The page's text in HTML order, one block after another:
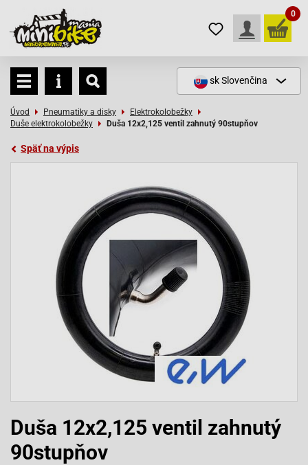
0
skSlovenčina
Úvod Pneumatiky a disky
Elektrokolobežky
Duše elektrokolobežky
Duša 12x2,125 ventil zahnutý 90stupňov
Späť na výpis
Duša 12x2,125 ventil zahnutý
90stupňov